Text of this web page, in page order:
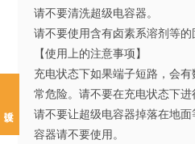
请不要清洗超级电容器。
请不要使用含有卤素系溶剂等的
【使用上的注意事项】
充电状态下如果端子短路，会
常危险。请不要在充电状态下进
请不要让超级电容器掉落在地
容器请不要使用。